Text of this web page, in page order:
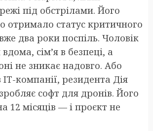
під обстрілами. Його
отримало статус критичного
два роки поспіль. Чоловік
сім’я в безпеці, а
не зникає надовго. Або
IT-компанії, резидента Дія
софт для дронів. Його
12 місяців — і проєкт не